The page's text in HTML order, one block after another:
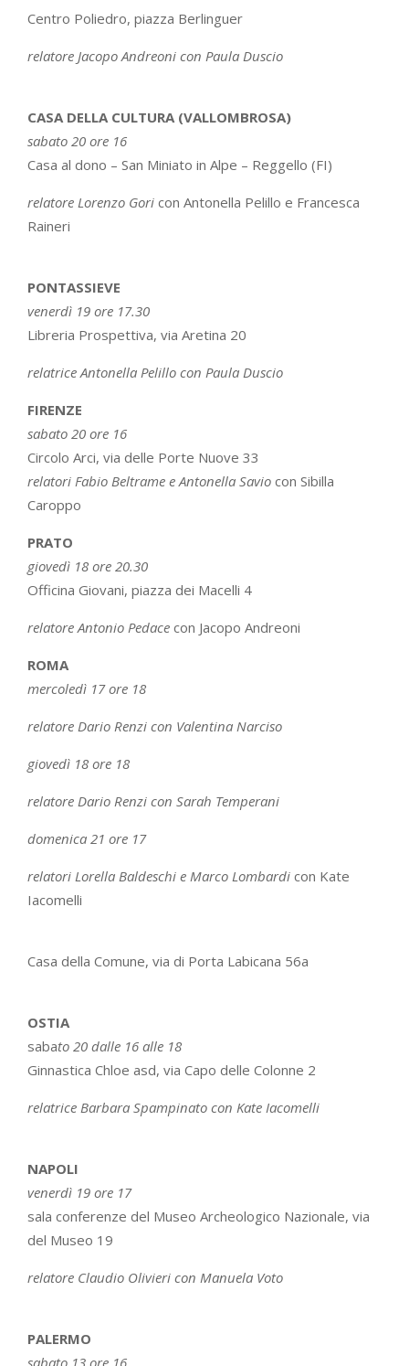
Centro Poliedro, piazza Berlinguer
relatore Jacopo Andreoni con Paula Duscio
CASA DELLA CULTURA (VALLOMBROSA)
sabato 20 ore 16
Casa al dono – San Miniato in Alpe – Reggello (FI)
relatore Lorenzo Gori con Antonella Pelillo e Francesca
Raineri
PONTASSIEVE
venerdì 19 ore 17.30
Libreria Prospettiva, via Aretina 20
relatrice Antonella Pelillo con Paula Duscio
FIRENZE
sabato 20 ore 16
Circolo Arci, via delle Porte Nuove 33
relatori Fabio Beltrame e Antonella Savio con Sibilla
Caroppo
PRATO
giovedì 18 ore 20.30
Officina Giovani, piazza dei Macelli 4
relatore Antonio Pedace con Jacopo Andreoni
ROMA
mercoledì 17 ore 18
relatore Dario Renzi con Valentina Narciso
giovedì 18 ore 18
relatore Dario Renzi con Sarah Temperani
domenica 21 ore 17
relatori Lorella Baldeschi e Marco Lombardi con Kate
Iacomelli
Casa della Comune, via di Porta Labicana 56a
OSTIA
sabato 20 dalle 16 alle 18
Ginnastica Chloe asd, via Capo delle Colonne 2
relatrice Barbara Spampinato con Kate Iacomelli
NAPOLI
venerdì 19 ore 17
sala conferenze del Museo Archeologico Nazionale, via
del Museo 19
relatore Claudio Olivieri con Manuela Voto
PALERMO
sabato 13 ore 16